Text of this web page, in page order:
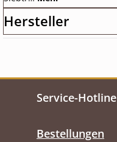
Hersteller
Service-Hotline
Bestellungen